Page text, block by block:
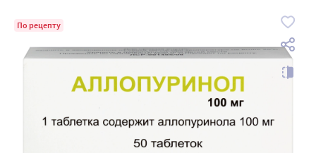
По рецепту